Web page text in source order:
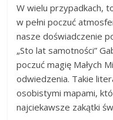
W wielu przypadkach,
w pełni poczuć
nasze doświadczenie
„Sto lat samotności”
poczuć magię Małych
odwiedzenia. Takie
osobistymi mapami,
najciekawsze zakątki